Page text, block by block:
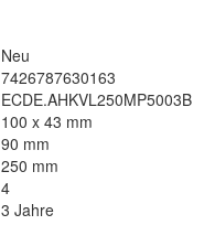
Neu
7426787630163
ECDE.AHKVL250MP5003B
100 x 43 mm
90 mm
250 mm
4
3 Jahre